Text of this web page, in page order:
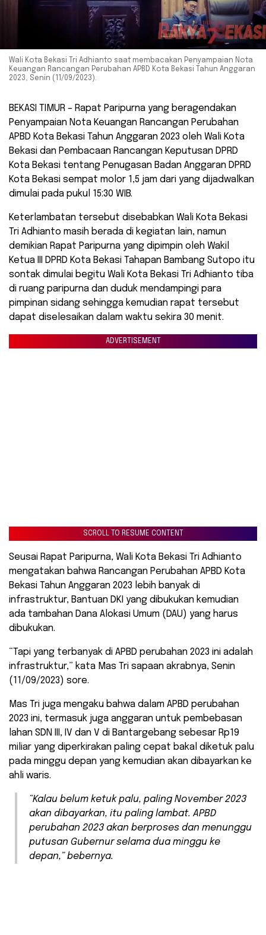
Wali Kota Bekasi Tri Adhianto saat membacakan Penyampaian Nota
Keuangan Rancangan Perubahan APBD Kota Bekasi Tahun Anggaran
2023, Senin (11/09/2023).
BEKASI TIMUR – Rapat Paripurna yang beragendakan
Penyampaian Nota Keuangan Rancangan Perubahan
APBD Kota Bekasi Tahun Anggaran 2023 oleh Wali Kota
Bekasi dan Pembacaan Rancangan Keputusan DPRD
Kota Bekasi tentang Penugasan Badan Anggaran DPRD
Kota Bekasi sempat molor 1,5 jam dari yang dijadwalkan
dimulai pada pukul 15:30 WIB.
Keterlambatan tersebut disebabkan Wali Kota Bekasi
Tri Adhianto masih berada di kegiatan lain, namun
demikian Rapat Paripurna yang dipimpin oleh Wakil
Ketua III DPRD Kota Bekasi Tahapan Bambang Sutopo itu
sontak dimulai begitu Wali Kota Bekasi Tri Adhianto tiba
di ruang paripurna dan duduk mendampingi para
pimpinan sidang sehingga kemudian rapat tersebut
dapat diselesaikan dalam waktu sekira 30 menit.
ADVERTISEMENT
SCROLL TO RESUME CONTENT
Seusai Rapat Paripurna, Wali Kota Bekasi Tri Adhianto
mengatakan bahwa Rancangan Perubahan APBD Kota
Bekasi Tahun Anggaran 2023 lebih banyak di
infrastruktur, Bantuan DKI yang dibukukan kemudian
ada tambahan Dana Alokasi Umum (DAU) yang harus
dibukukan.
“Tapi yang terbanyak di APBD perubahan 2023 ini adalah
infrastruktur,” kata Mas Tri sapaan akrabnya, Senin
(11/09/2023) sore.
Mas Tri juga mengaku bahwa dalam APBD perubahan
2023 ini, termasuk juga anggaran untuk pembebasan
lahan SDN III, IV dan V di Bantargebang sebesar Rp19
miliar yang diperkirakan paling cepat bakal diketuk palu
pada minggu depan yang kemudian akan dibayarkan ke
ahli waris.
“Kalau belum ketuk palu, paling November 2023
akan dibayarkan, itu paling lambat. APBD
perubahan 2023 akan berproses dan menunggu
putusan Gubernur selama dua minggu ke
depan,” bebernya.